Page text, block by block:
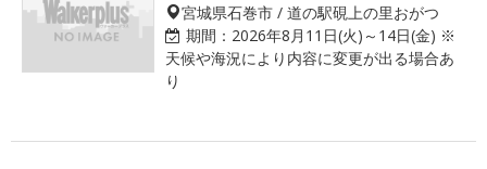
宮城県石巻市 / 道の駅硯上の里おがつ
期間： 2026年8月11日(火)～14日(金) ※
天候や海況により内容に変更が出る場合あ
り